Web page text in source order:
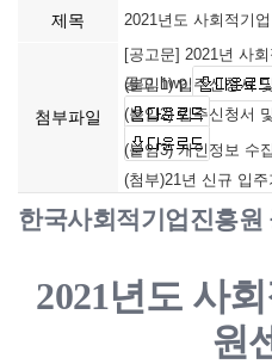
제목 2021년도 사회적기
첨부파일
[공고문] 2021년 사
공고.hwp
(붙임1) 입주신청서
(붙임2) 입주신청서
(붙임3) 개인정보 수
(첨부)21년 신규 입
한국사회적기업진흥원
2021년도 사
원